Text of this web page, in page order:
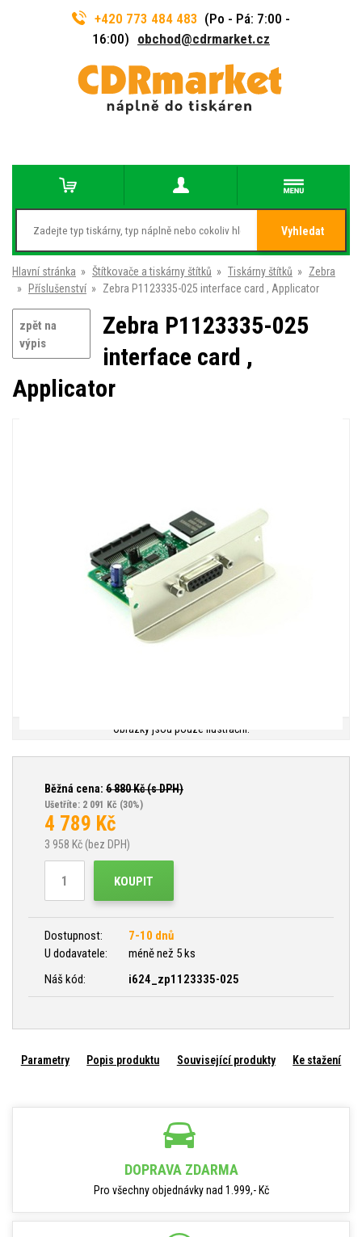
+420 773 484 483 (Po - Pá: 7:00 -
16:00) obchod@cdrmarket.cz
Vyhledat
Hlavní stránka » Štítkovače a tiskárny štítků » Tiskárny štítků » Zebra
»
Příslušenství » Zebra P1123335-025 interface card , Applicator
zpět na
výpis
Zebra P1123335-025
interface card ,
Applicator
Obrázky jsou pouze ilustrační.
Běžná cena: 6 880Kč (s DPH)
Ušetříte: 2 091 Kč (30%)
4 789 Kč
3 958 Kč (bez DPH)
KOUPIT
Dostupnost:
7-10 dnů
U dodavatele:
méně než 5 ks
Náš kód:
i624_zp1123335-025
Parametry Popis produktu Související produkty Ke stažení
DOPRAVA ZDARMA
Pro všechny objednávky nad 1.999,- Kč